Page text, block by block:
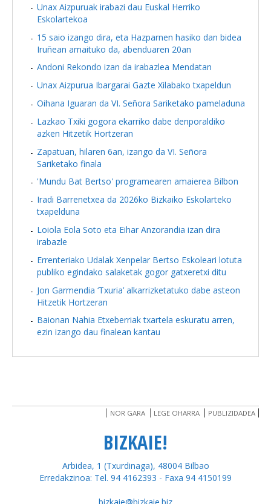
Unax Aizpuruak irabazi dau Euskal Herriko
Eskolartekoa
15 saio izango dira, eta Hazparnen hasiko dan bidea
Iruñean amaituko da, abenduaren 20an
Andoni Rekondo izan da irabazlea Mendatan
Unax Aizpurua Ibargarai Gazte Xilabako txapeldun
Oihana Iguaran da VI. Señora Sariketako pameladuna
Lazkao Txiki gogora ekarriko dabe denporaldiko
azken Hitzetik Hortzeran
Zapatuan, hilaren 6an, izango da VI. Señora
Sariketako finala
'Mundu Bat Bertso' programearen amaierea Bilbon
Iradi Barrenetxea da 2026ko Bizkaiko Eskolarteko
txapelduna
Loiola Eola Soto eta Eihar Anzorandia izan dira
irabazle
Errenteriako Udalak Xenpelar Bertso Eskoleari lotuta
publiko egindako salaketak gogor gatxeretxi ditu
Jon Garmendia ‘Txuria’ alkarrizketatuko dabe asteon
Hitzetik Hortzeran
Baionan Nahia Etxeberriak txartela eskuratu arren,
ezin izango dau finalean kantau
NOR GARA LEGE OHARRA PUBLIZIDADEA
BIZKAIE!
Arbidea, 1 (Txurdinaga), 48004 Bilbao
Erredakzinoa: Tel. 94 4162393 - Faxa 94 4150199